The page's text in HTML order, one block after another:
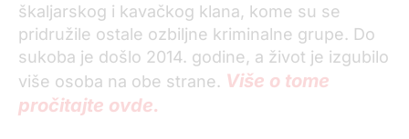
škaljarskog i kavačkog klana, kome su se
pridružile ostale ozbiljne kriminalne grupe. Do
sukoba je došlo 2014. godine, a život je izgubilo
više osoba na obe strane. Više o tome
pročitajte ovde.